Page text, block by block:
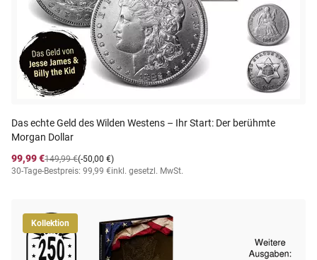
Das echte Geld des Wilden Westens – Ihr Start: Der berühmte
Morgan Dollar
99,99 €
(-50,00 €)
149,99 €
30-Tage-Bestpreis: 99,99 €inkl. gesetzl. MwSt.
Kollektion